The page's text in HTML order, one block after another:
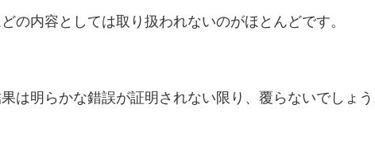
の内容としては取り扱われないのがほとんどです。
は明らかな錯誤が証明されない限り、覆らないでしょう